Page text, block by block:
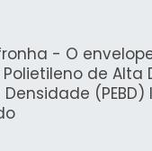
o que há de
para transporte
traz
transporte
câmara fria
A empresa
- O
de Alta
(PEBD)